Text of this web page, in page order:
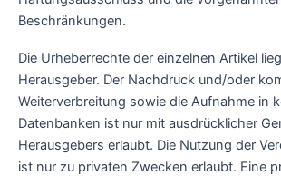
Beschränkungen.
Die Urheberrechte der einzelnen Artikel
Herausgeber. Der Nachdruck und/oder
Weiterverbreitung sowie die Aufnahme in
Datenbanken ist nur mit ausdrücklicher
Herausgebers erlaubt. Die Nutzung der
ist nur zu privaten Zwecken erlaubt. Eine